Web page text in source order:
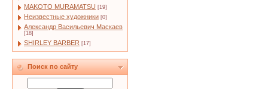
MAKOTO MURAMATSU [19]
Неизвестные художники [0]
Александр Васильевич Маскаев
[18]
SHIRLEY BARBER [17]
Поиск по сайту